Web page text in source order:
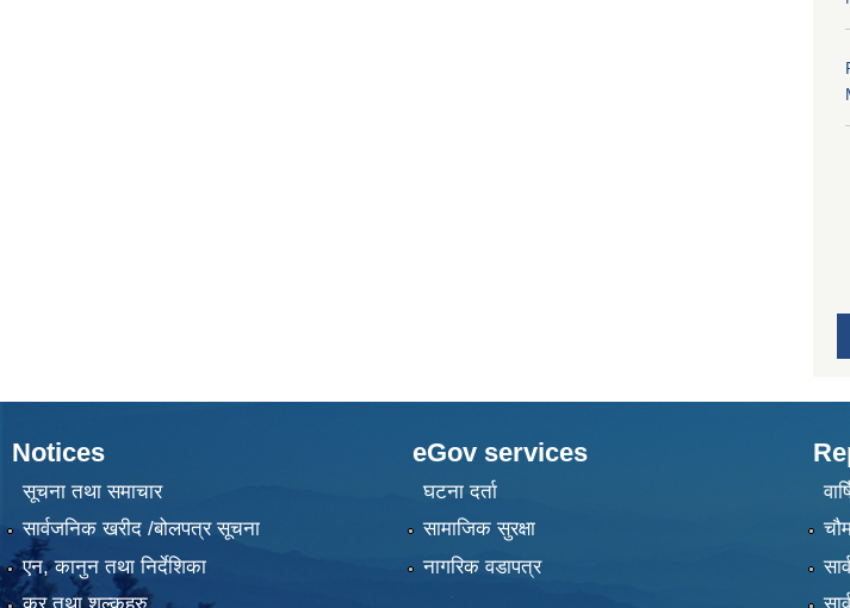
Notices
सूचना तथा समाचार
सार्वजनिक खरीद /बोलपत्र सूचना
एन, कानुन तथा निर्देशिका
eGov services
घटना दर्ता
सामाजिक सुरक्षा
नागरिक वडापत्र